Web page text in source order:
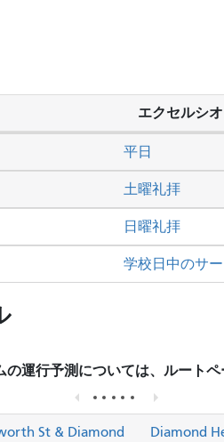
エクセルシ
土曜礼拝
日曜礼拝
平日
学校日中のサ
運行予測については、ルートペ
St & Diamond
Diamond